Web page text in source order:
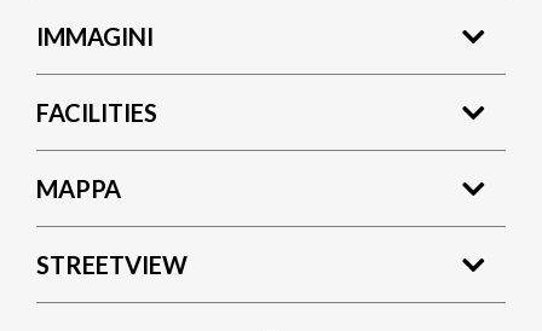
IMMAGINI
FACILITIES
MAPPA
STREETVIEW